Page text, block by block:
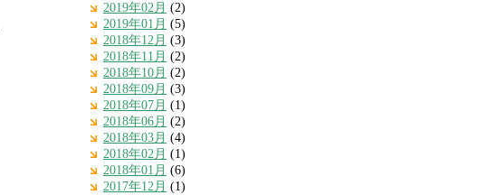
2019年02月 (2)
2019年01月 (5)
2018年12月 (3)
2018年11月 (2)
2018年10月 (2)
2018年09月 (3)
2018年07月 (1)
2018年06月 (2)
2018年03月 (4)
2018年02月 (1)
2018年01月 (6)
2017年12月 (1)